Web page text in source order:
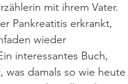
mit ihrem Vater.
Pankreatitis erkrankt,
wieder
interessantes Buch,
was damals so wie heute